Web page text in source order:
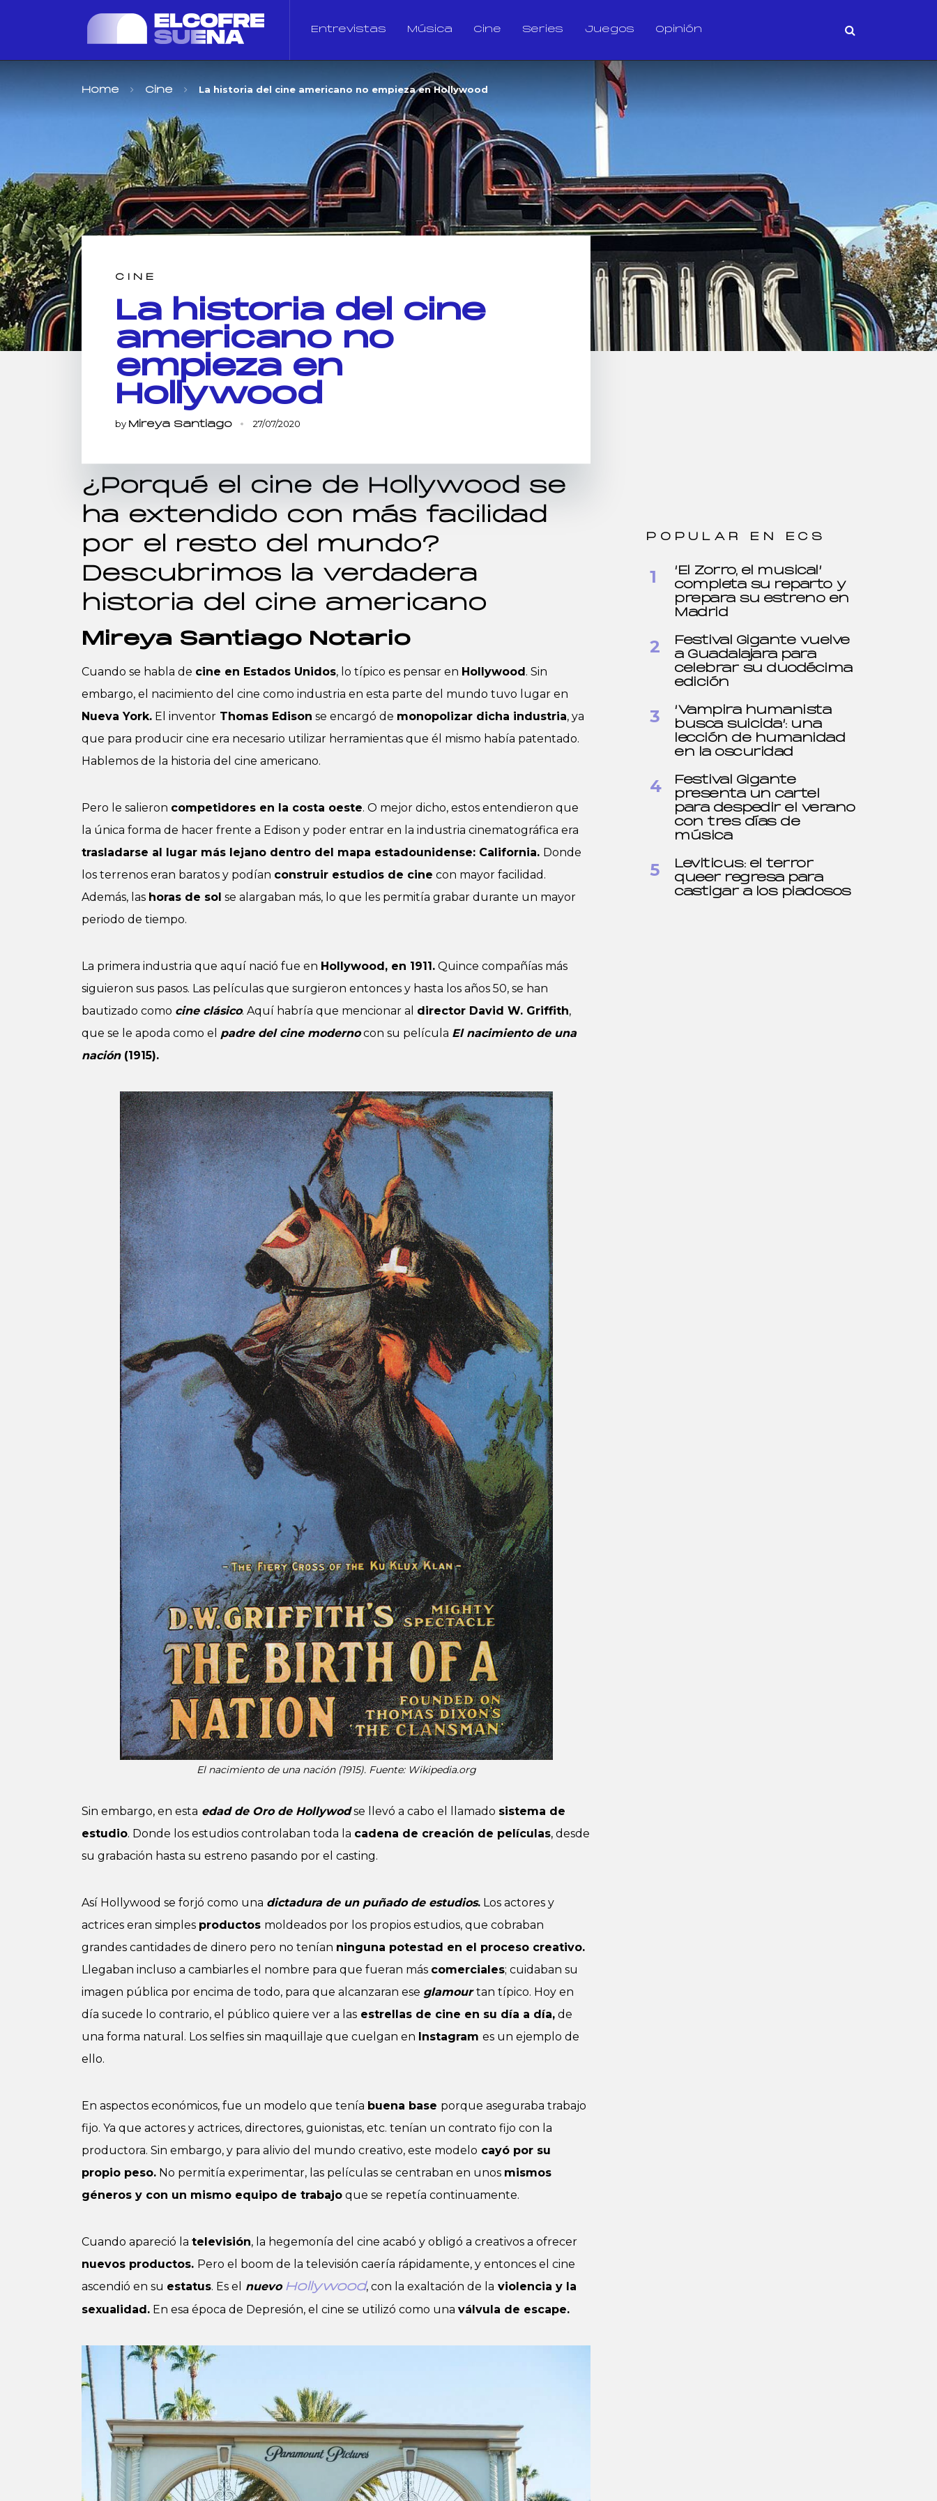
Entrevistas Música Cine Series Juegos Opinión
Home Cine La historia del cine americano no empieza en Hollywood
CINE
La historia del cine
americano no
empieza en
Hollywood
by Mireya Santiago 27/07/2020
¿Porqué el cine de Hollywood se
ha extendido con más facilidad
por el resto del mundo?
Descubrimos la verdadera
historia del cine americano
Mireya Santiago Notario
Cuando se habla de cine en Estados Unidos, lo típico es pensar en Hollywood. Sin
embargo, el nacimiento del cine como industria en esta parte del mundo tuvo lugar en
Nueva York. El inventor Thomas Edison se encargó de monopolizar dicha industria, ya
que para producir cine era necesario utilizar herramientas que él mismo había patentado.
Hablemos de la historia del cine americano.
Pero le salieron competidores en la costa oeste. O mejor dicho, estos entendieron que
la única forma de hacer frente a Edison y poder entrar en la industria cinematográfica era
trasladarse al lugar más lejano dentro del mapa estadounidense: California. Donde
los terrenos eran baratos y podían construir estudios de cine con mayor facilidad.
Además, las horas de sol se alargaban más, lo que les permitía grabar durante un mayor
periodo de tiempo.
La primera industria que aquí nació fue en Hollywood, en 1911. Quince compañías más
siguieron sus pasos. Las películas que surgieron entonces y hasta los años 50, se han
bautizado como cine clásico. Aquí habría que mencionar al director David W. Griffith,
que se le apoda como el padre del cine modernocon su película El nacimiento de una
nación(1915).
El nacimiento de una nación (1915). Fuente: Wikipedia.org
Sin embargo, en esta edad de Oro de Hollywodse llevó a cabo el llamado sistema de
estudio. Donde los estudios controlaban toda la cadena de creación de películas, desde
su grabación hasta su estreno pasando por el casting.
Así Hollywood se forjó como una dictadura de un puñado de estudios. Los actores y
actrices eran simples productos moldeados por los propios estudios, que cobraban
grandes cantidades de dinero pero no tenían ninguna potestad en el proceso creativo.
Llegaban incluso a cambiarles el nombre para que fueran más comerciales; cuidaban su
imagen pública por encima de todo, para que alcanzaran ese glamourtan típico. Hoy en
día sucede lo contrario, el público quiere ver a las estrellas de cine en su día a día, de
una forma natural. Los selfies sin maquillaje que cuelgan en Instagram es un ejemplo de
ello.
En aspectos económicos, fue un modelo que tenía buena base porque aseguraba trabajo
fijo. Ya que actores y actrices, directores, guionistas, etc. tenían un contrato fijo con la
productora. Sin embargo, y para alivio del mundo creativo, este modelo cayó por su
propio peso. No permitía experimentar, las películas se centraban en unos mismos
géneros y con un mismo equipo de trabajo que se repetía continuamente.
Cuando apareció la televisión, la hegemonía del cine acabó y obligó a creativos a ofrecer
nuevos productos. Pero el boom de la televisión caería rápidamente, y entonces el cine
ascendió en su estatus. Es el nuevo Hollywood, con la exaltación de la violencia y la
sexualidad. En esa época de Depresión, el cine se utilizó como una válvula de escape.
POPULAR EN ECS
‘El Zorro, el musical’
completa su reparto y
prepara su estreno en
Madrid
Festival Gigante vuelve
a Guadalajara para
celebrar su duodécima
edición
‘Vampira humanista
busca suicida’: una
lección de humanidad
en la oscuridad
Festival Gigante
presenta un cartel
para despedir el verano
con tres días de
música
Leviticus: el terror
queer regresa para
castigar a los piadosos